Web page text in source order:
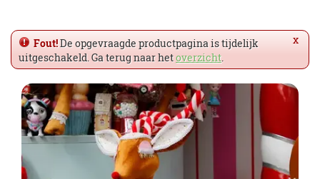
x
Fout!De opgevraagde productpagina is tijdelijk
uitgeschakeld. Ga terug naar hetoverzicht.